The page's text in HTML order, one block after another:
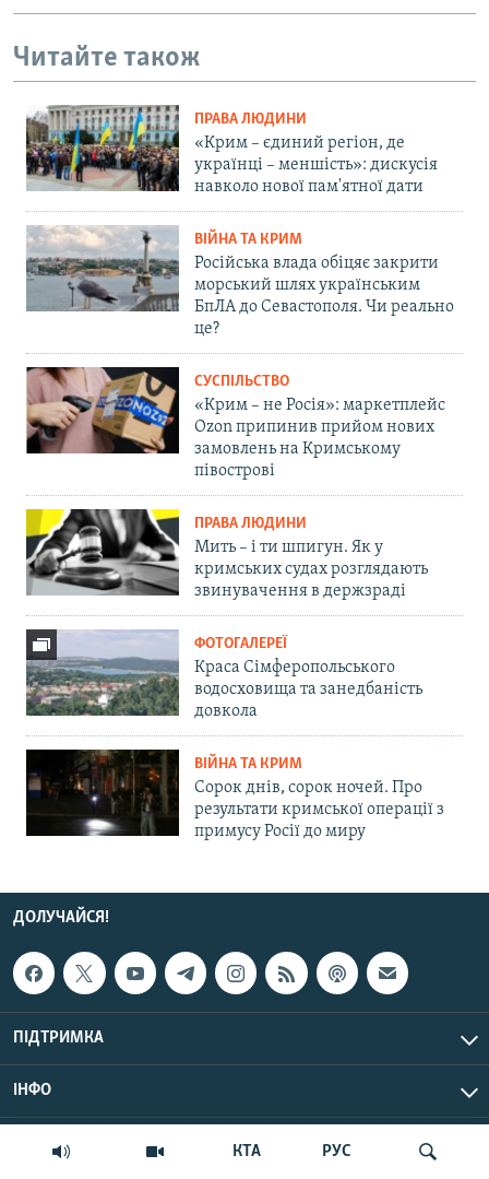
КТА РУС
Читайте також
ПРАВА ЛЮДИНИ
«Крим – єдиний регіон, де
українці – меншість»: дискусія
навколо нової пам'ятної дати
ВІЙНА ТА КРИМ
Російська влада обіцяє закрити
морський шлях українським
БпЛА до Севастополя. Чи реально
це?
СУСПІЛЬСТВО
«Крим – не Росія»: маркетплейс
Ozon припинив прийом нових
замовлень на Кримському
півострові
ПРАВА ЛЮДИНИ
Мить – і ти шпигун. Як у
кримських судах розглядають
звинувачення в держзраді
ФОТОГАЛЕРЕЇ
Краса Сімферопольського
водосховища та занедбаність
довкола
ВІЙНА ТА КРИМ
Сорок днів, сорок ночей. Про
результати кримської операції з
примусу Росії до миру
ДОЛУЧАЙСЯ!
ПІДТРИМКА
ІНФО
© Крим.Реалії, 2026 | Усі права застережено.